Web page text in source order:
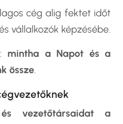
cég alig fektet időt
vállalkozók képzésébe.
mintha a Napot és a
össze.
vezetőtársaidat a